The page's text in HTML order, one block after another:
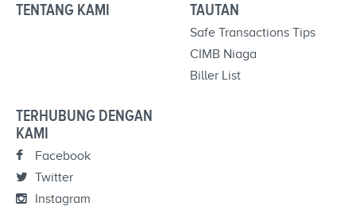
TENTANG KAMI TAUTAN
Safe Transactions Tips
CIMB Niaga
Biller List
TERHUBUNG DENGAN
KAMI
Facebook
Twitter
Instagram